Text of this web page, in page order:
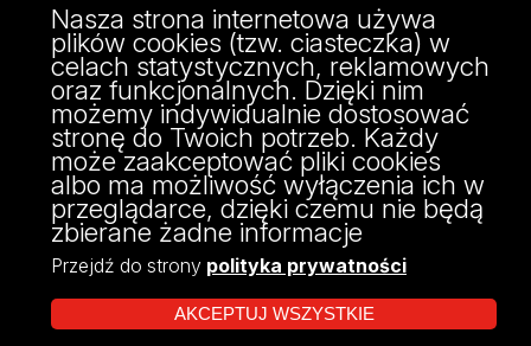
ul. Narutowicza 68, 90-136 Łódź
NIP: 724 000 32 43
Adres do doręczeń elektronicznych (ADE):
AE:PL-74796-17640-IHHIV-17
KONTAKT
Nasza strona internetowa używa
plików cookies (tzw. ciasteczka) w
celach statystycznych, reklamowych
oraz funkcjonalnych. Dzięki nim
możemy indywidualnie dostosować
stronę do Twoich potrzeb. Każdy
może zaakceptować pliki cookies
albo ma możliwość wyłączenia ich w
przeglądarce, dzięki czemu nie będą
zbierane żadne informacje
Przejdź do strony polityka prywatności
AKCEPTUJ WSZYSTKIE